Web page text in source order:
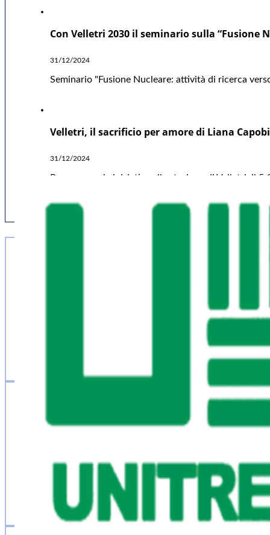
Con Velletri 2030 il seminario sulla “Fusione
31/12/2024
Seminario "Fusione Nucleare: attività di ricerca
Velletri, il sacrificio per amore di Liana
31/12/2024
Proseguono le iniziative alla stazione di Velletri, il